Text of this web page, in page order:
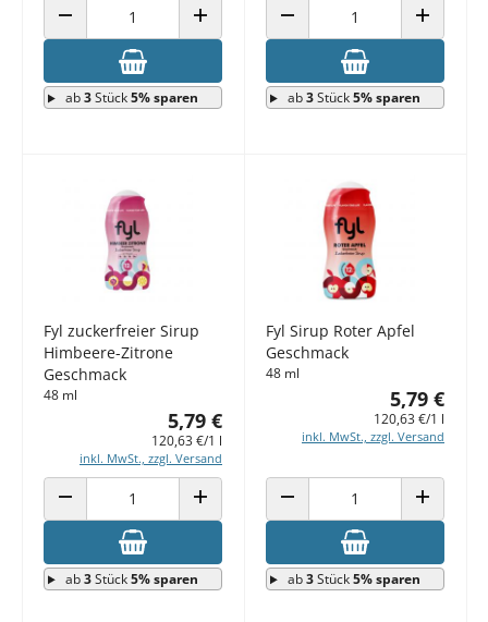
ANZAHL VERRINGERN ANZAHL ERHÖHEN
ab3Stück5% sparen
ANZAHL VERRINGERN ANZAHL
ab3Stück5% sparen
Fyl zuckerfreier Sirup
Himbeere-Zitrone
Geschmack
48 ml
5,79 €
120,63 €/1 l
inkl. MwSt., zzgl. Versand
ANZAHL VERRINGERN ANZAHL ERHÖHEN
ab3Stück5% sparen
Fyl Sirup Roter Apfel
Geschmack
48 ml
5,79 €
120,63 €/1 l
inkl. MwSt., zzgl. Versand
ANZAHL VERRINGERN ANZAHL
ab3Stück5% sparen